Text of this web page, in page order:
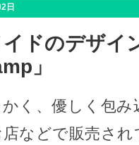
日
ドのデザイ
」
く、優しく包
などで販売さ